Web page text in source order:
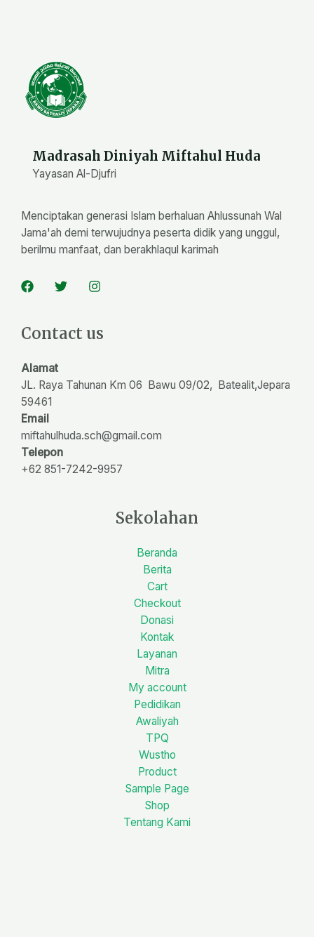
Madrasah Diniyah Miftahul Huda
Yayasan Al-Djufri
Menciptakan generasi Islam berhaluan Ahlussunah Wal
Jama'ah demi terwujudnya peserta didik yang unggul,
berilmu manfaat, dan berakhlaqul karimah
Contact us
Alamat
JL. Raya Tahunan Km 06 Bawu 09/02, Batealit,Jepara
59461
Email
miftahulhuda.sch@gmail.com
Telepon
+62 851-7242-9957
Sekolahan
Beranda
Berita
Cart
Checkout
Donasi
Kontak
Layanan
Mitra
My account
Pedidikan
Awaliyah
TPQ
Wustho
Product
Sample Page
Shop
Tentang Kami